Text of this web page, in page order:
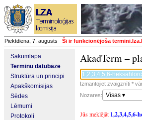
Piektdiena, 7. augusts Šī ir funkcionējoša
Sākumlapa
Terminu datubāze
Struktūra un principi
Apakškomisijas
Sēdes
Lēmumi
Protokoli
AkadTerm –
Izmantojiet zvaigznīti *
Nozares:
Visas ▾
Jūs meklējāt 1,2,3,4,5,6-